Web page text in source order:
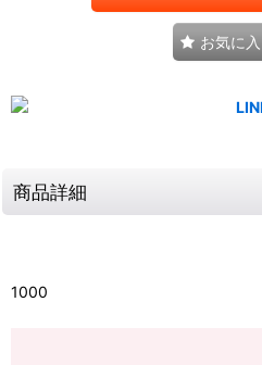
お気に
商品詳細
1000